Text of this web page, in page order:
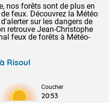
nos forêts sont de plus en
feux. Découvrez la Météo
sur les dangers de
retrouve Jean-Christophe
feux de forêts à Météo-
Risoul
Coucher
20:53